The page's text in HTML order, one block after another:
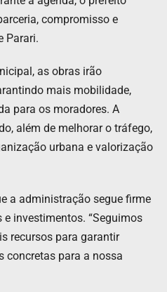
compromisso e
Parari.
as obras irão
mais mobilidade,
para os moradores. A
além de melhorar o tráfego,
urbana e valorização
a administração segue firme
investimentos. “Seguimos
recursos para garantir
concretas para a nossa